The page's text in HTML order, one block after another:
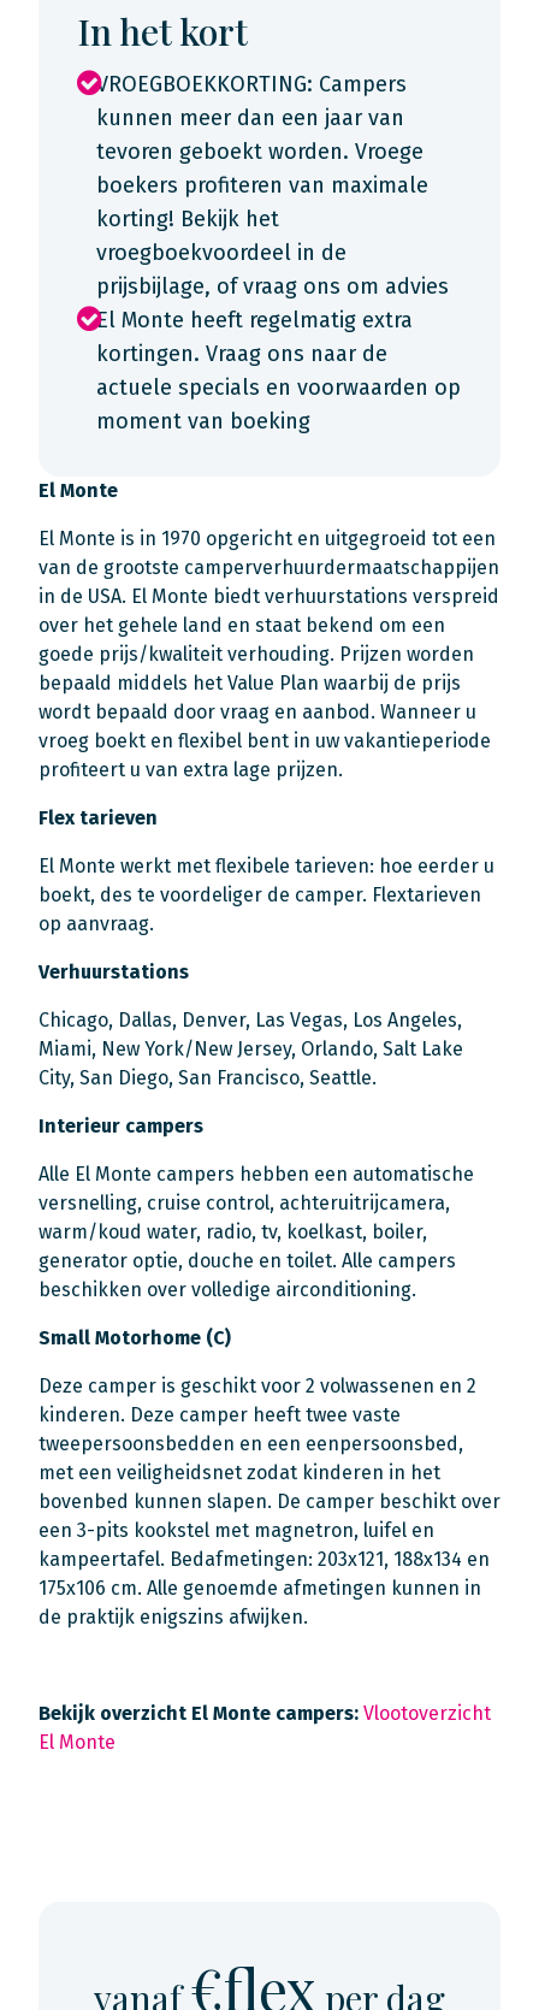
In het kort
VROEGBOEKKORTING: Campers
kunnen meer dan een jaar van
tevoren geboekt worden. Vroege
boekers profiteren van maximale
korting! Bekijk het
vroegboekvoordeel in de
prijsbijlage, of vraag ons om advies
El Monte heeft regelmatig extra
kortingen. Vraag ons naar de
actuele specials en voorwaarden op
moment van boeking
El Monte
El Monte is in 1970 opgericht en uitgegroeid tot een
van de grootste camperverhuurdermaatschappijen
in de USA. El Monte biedt verhuurstations verspreid
over het gehele land en staat bekend om een
goede prijs/kwaliteit verhouding. Prijzen worden
bepaald middels het Value Plan waarbij de prijs
wordt bepaald door vraag en aanbod. Wanneer u
vroeg boekt en flexibel bent in uw vakantieperiode
profiteert u van extra lage prijzen.
Flex tarieven
El Monte werkt met flexibele tarieven: hoe eerder u
boekt, des te voordeliger de camper. Flextarieven
op aanvraag.
Verhuurstations
Chicago, Dallas, Denver, Las Vegas, Los Angeles,
Miami, New York/New Jersey, Orlando, Salt Lake
City, San Diego, San Francisco, Seattle.
Interieur campers
Alle El Monte campers hebben een automatische
versnelling, cruise control, achteruitrijcamera,
warm/koud water, radio, tv, koelkast, boiler,
generator optie, douche en toilet. Alle campers
beschikken over volledige airconditioning.
Small Motorhome (C)
Deze camper is geschikt voor 2 volwassenen en 2
kinderen. Deze camper heeft twee vaste
tweepersoonsbedden en een eenpersoonsbed,
met een veiligheidsnet zodat kinderen in het
bovenbed kunnen slapen. De camper beschikt over
een 3-pits kookstel met magnetron, luifel en
kampeertafel. Bedafmetingen: 203x121, 188x134 en
175x106 cm. Alle genoemde afmetingen kunnen in
de praktijk enigszins afwijken.
Bekijk overzicht El Monte campers: Vlootoverzicht
El Monte
vanaf€flex per dag